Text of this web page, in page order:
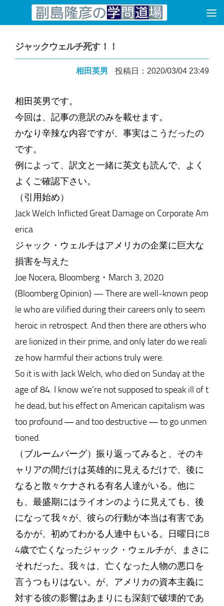
コンテンツへスキップ
ジャックウェルチ死す！！
相田英男 投稿日：2020/03/04 23:49
相田英男です。
今回は、記事の意訳のみを載せます。
かなり辛辣な内容ですが、事実はこうだったの
です。
例によって、訳文と一緒に英文も読んで、よく
よくご確認下さい。
（引用始め）
Jack Welch Inflicted Great Damage on Corporate Am
erica
ジャック・ウェルチはアメリカの企業に巨大な
損害を与えた
Joe Nocera, Bloomberg・March 3, 2020
(Bloomberg Opinion) — There are well-known peop
le who are vilified during their careers only to seem
heroic in retrospect. And then there are others who
are lionized in their prime, and only later do we reali
ze how harmful their actions truly were.
So it is with Jack Welch, who died on Sunday at the
age of 84. I know we’re not supposed to speak ill of t
he dead, but his effect on American capitalism was
too profound ― and too destructive ― to go unmen
tioned.
（ブルームバーグ）振り返ってみると、そのキ
ャリアの間だけは英雄的に見えるだけで、後に
なると散々ケナされる有名人達がいる。他に
も、最盛期にはライオンのように見えても、後
になって我々が、彼らの行動が本当は有害であ
るかが、初めてわかる人連中もいる。日曜日に8
4歳で亡くなったジャック・ウェルチが、まさに
それだった。我々は、亡くなった人物の悪口を
言うつもりはない。が、アメリカの資本主義に
対する彼の影響はあまりにも深刻で破壊的であ